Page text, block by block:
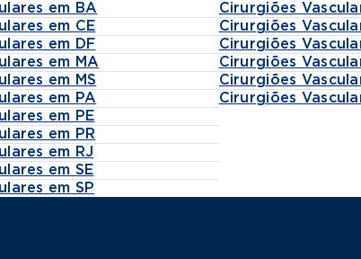
em BA
em CE
em DF
em MA
em MS
em PA
em PE
em PR
em RJ
em SE
em SP
Cirurgiões
Cirurgiões
Cirurgiões
Cirurgiões
Cirurgiões
Cirurgiões